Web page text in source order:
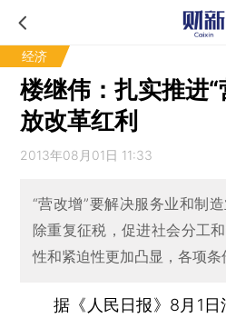
经济
楼继伟：扎实推进
放改革红利
2013年08月01日 11:33
“营改增”要解决服务业和制
除重复征税，促进社会分工
性和紧迫性更加凸显，各项条
据《人民日报》8月1日